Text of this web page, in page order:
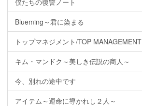
僕たちの復讐ノート
Blueming～君に染まる
トップマネジメント/TOP MANAGEMENT
キム・マンドク～美しき伝説の商人～
今、別れの途中です
アイテム～運命に導かれし２人～